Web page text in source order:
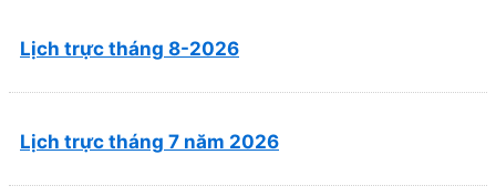
Lịch trực tháng 8-2026
Lịch trực tháng 7 năm 2026